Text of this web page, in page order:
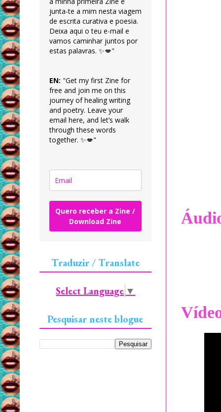
junta-te a mim nesta viagem
de escrita curativa e poesia.
Deixa aqui o teu e-mail e
vamos caminhar juntos por
estas palavras. ✨💋"
EN: "Get my first Zine for
free and join me on this
journey of healing writing
and poetry. Leave your
email here, and let’s walk
through these words
together. ✨💋"
Quero receber a Zine /
Download Zine
Traduzir / Translate
Select Language ▼
Pesquisar neste blogue